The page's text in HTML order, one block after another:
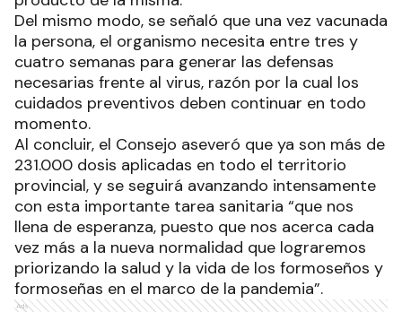
Del mismo modo, se señaló que una vez vacunada
la persona, el organismo necesita entre tres y
cuatro semanas para generar las defensas
necesarias frente al virus, razón por la cual los
cuidados preventivos deben continuar en todo
momento.
Al concluir, el Consejo aseveró que ya son más de
231.000 dosis aplicadas en todo el territorio
provincial, y se seguirá avanzando intensamente
con esta importante tarea sanitaria “que nos
llena de esperanza, puesto que nos acerca cada
vez más a la nueva normalidad que lograremos
priorizando la salud y la vida de los formoseños y
formoseñas en el marco de la pandemia”.
Ads